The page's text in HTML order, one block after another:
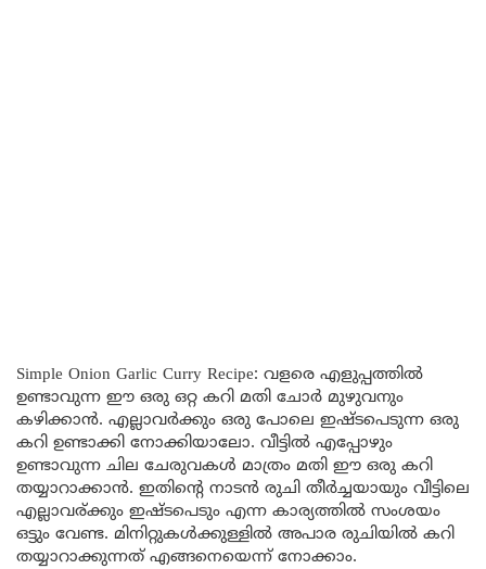
Simple Onion Garlic Curry Recipe: വളരെ എളുപ്പത്തിൽ
ഉണ്ടാവുന്ന ഈ ഒരു ഒറ്റ കറി മതി ചോർ മുഴുവനും
കഴിക്കാൻ. എല്ലാവർക്കും ഒരു പോലെ ഇഷ്ടപെടുന്ന ഒരു
കറി ഉണ്ടാക്കി നോക്കിയാലോ. വീട്ടിൽ എപ്പോഴും
ഉണ്ടാവുന്ന ചില ചേരുവകൾ മാത്രം മതി ഈ ഒരു കറി
തയ്യാറാക്കാൻ. ഇതിന്റെ നാടൻ രുചി തീർച്ചയായും വീട്ടിലെ
എല്ലാവര്ക്കും ഇഷ്ടപെടും എന്ന കാര്യത്തിൽ സംശയം
ഒട്ടും വേണ്ട. മിനിറ്റുകൾക്കുള്ളിൽ അപാര രുചിയിൽ കറി
തയ്യാറാക്കുന്നത് എങ്ങനെയെന്ന് നോക്കാം.